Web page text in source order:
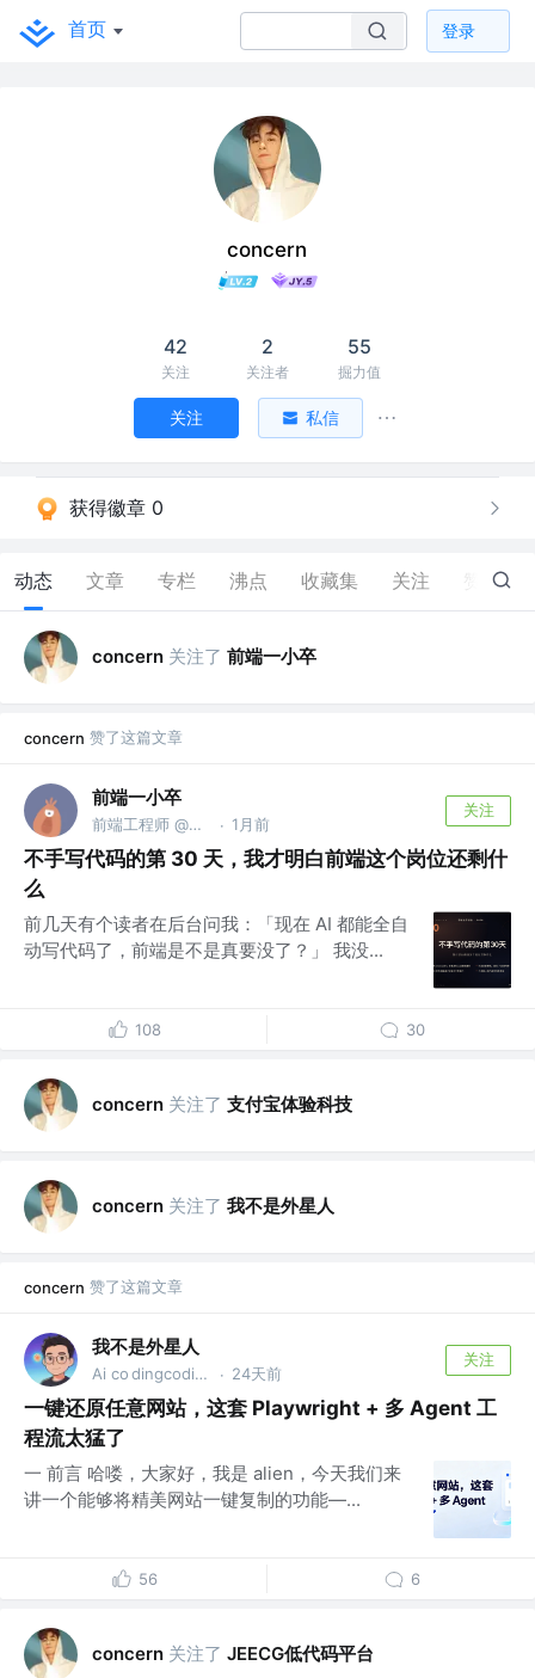
首页 登录
concern
42
关注
2
关注者
55
掘力值
关注 私信
获得徽章 0
动态 文章 专栏 沸点 收藏集 关注 64
concern 关注了 前端一小卒
concern 赞了这篇文章
前端一小卒
前端工程师 @某创业公司 · 1月前
关注
不手写代码的第 30 天，我才明白前端这个岗位还剩什
么
前几天有个读者在后台问我：「现在 AI 都能全自
动写代码了，前端是不是真要没了？」 我没...
108 30
concern 关注了 支付宝体验科技
concern 关注了 我不是外星人
concern 赞了这篇文章
我不是外星人
Ai co dingcoding @攻粽：外星人AI进化录 · 24天前
关注
一键还原任意网站，这套 Playwright + 多 Agent 工
程流太猛了
一 前言 哈喽，大家好，我是 alien，今天我们来
讲一个能够将精美网站一键复制的功能—...
56 6
concern 关注了 JEECG低代码平台